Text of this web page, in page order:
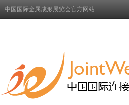
中国国际金属成形展览会官方网站